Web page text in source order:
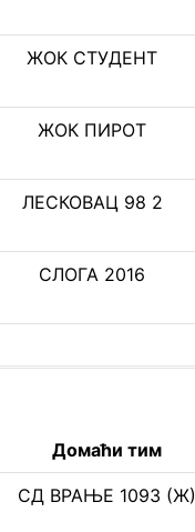
ЖОК СТУДЕНТ
ЖОК ПИРОТ
ЛЕСКОВАЦ 98 2
СЛОГА 2016
Домаћи тим
СД ВРАЊЕ 1093 (Ж)